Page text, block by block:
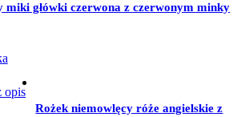
miki główki czerwona z czerwonym minky
opis
Rożek niemowlęcy róże angielskie z